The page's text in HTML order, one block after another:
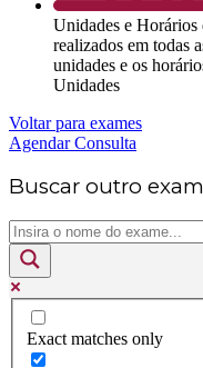
Unidades e Horários
realizados em todas
unidades e os
Unidades
Voltar para exames
Agendar Consulta
Buscar outro
Exact matches only